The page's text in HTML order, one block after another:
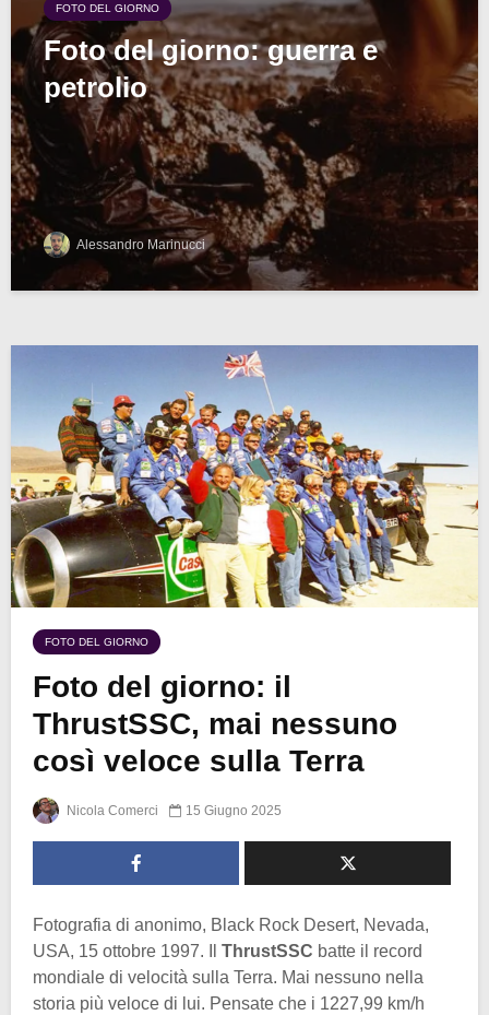
FOTO DEL GIORNO
Foto del giorno: guerra e
petrolio
Alessandro Marinucci
FOTO DEL GIORNO
Foto del giorno: il
ThrustSSC, mai nessuno
così veloce sulla Terra
Nicola Comerci 15 Giugno 2025
Fotografia di anonimo, Black Rock Desert, Nevada,
USA, 15 ottobre 1997. Il ThrustSSC batte il record
mondiale di velocità sulla Terra. Mai nessuno nella
storia più veloce di lui. Pensate che i 1227,99 km/h